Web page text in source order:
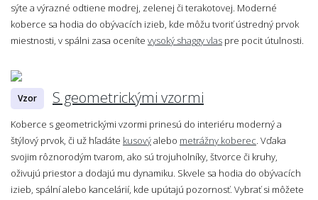
sýte a výrazné odtiene modrej, zelenej či terakotovej. Moderné
koberce sa hodia do obývacích izieb, kde môžu tvoriť ústredný prvok
miestnosti, v spálni zasa oceníte vysoký shaggy vlas pre pocit útulnosti.
Vzor S geometrickými vzormi
Koberce s geometrickými vzormi prinesú do interiéru moderný a
štýlový prvok, či už hľadáte kusovýalebo metrážny koberec . Vďaka
svojim rôznorodým tvarom, ako sú trojuholníky, štvorce či kruhy,
oživujú priestor a dodajú mu dynamiku. Skvele sa hodia do obývacích
izieb, spální alebo kancelárií, kde upútajú pozornosť. Vybrať si môžete